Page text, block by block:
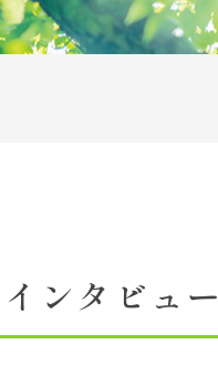
アクセス
ンタビュー